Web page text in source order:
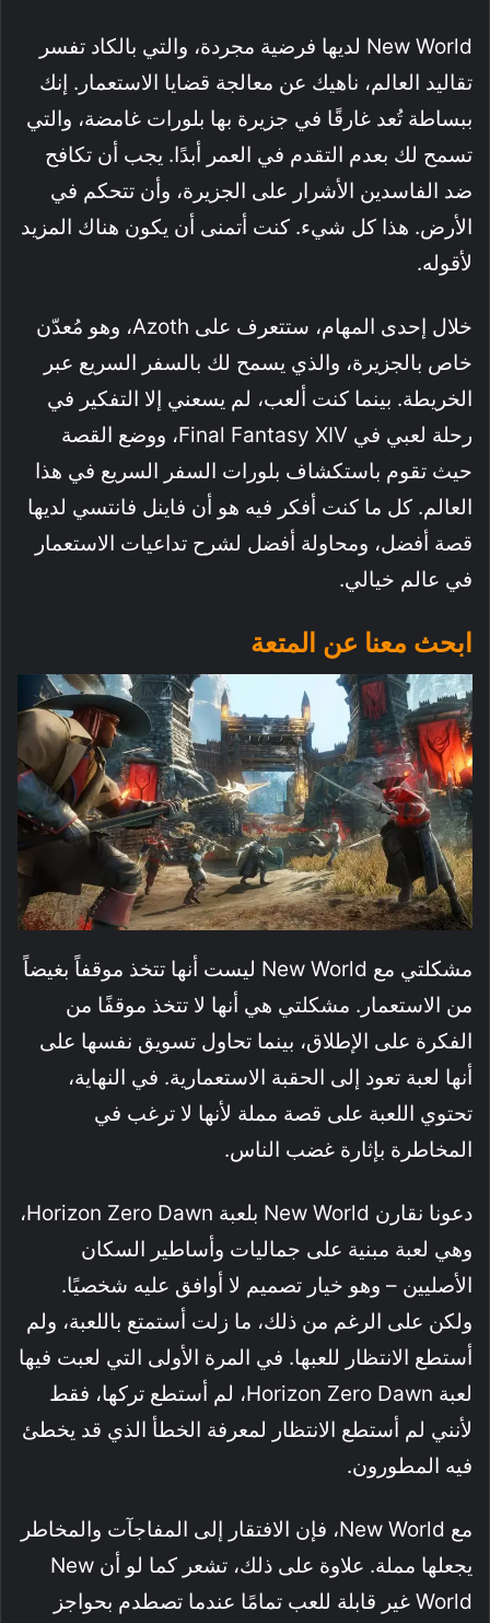
New World لديها فرضية مجردة، والتي بالكاد تفسر
تقاليد العالم، ناهيك عن معالجة قضايا الاستعمار. إنك
ببساطة تُعد غارقًا في جزيرة بها بلورات غامضة، والتي
تسمح لك بعدم التقدم في العمر أبدًا. يجب أن تكافح
ضد الفاسدين الأشرار على الجزيرة، وأن تتحكم في
الأرض. هذا كل شيء. كنت أتمنى أن يكون هناك المزيد
لأقوله.
خلال إحدى المهام، ستتعرف على Azoth، وهو مُعدّن
خاص بالجزيرة، والذي يسمح لك بالسفر السريع عبر
الخريطة. بينما كنت ألعب، لم يسعني إلا التفكير في
رحلة لعبي في Final Fantasy XIV، ووضع القصة
حيث تقوم باستكشاف بلورات السفر السريع في هذا
العالم. كل ما كنت أفكر فيه هو أن فاينل فانتسي لديها
قصة أفضل، ومحاولة أفضل لشرح تداعيات الاستعمار
في عالم خيالي.
ابحث معنا عن المتعة
مشكلتي مع New World ليست أنها تتخذ موقفاً بغيضاً
من الاستعمار. مشكلتي هي أنها لا تتخذ موقفًا من
الفكرة على الإطلاق، بينما تحاول تسويق نفسها على
أنها لعبة تعود إلى الحقبة الاستعمارية. في النهاية،
تحتوي اللعبة على قصة مملة لأنها لا ترغب في
المخاطرة بإثارة غضب الناس.
دعونا نقارن New World بلعبة Horizon Zero Dawn،
وهي لعبة مبنية على جماليات وأساطير السكان
الأصليين – وهو خيار تصميم لا أوافق عليه شخصيًا.
ولكن على الرغم من ذلك، ما زلت أستمتع باللعبة، ولم
أستطع الانتظار للعبها. في المرة الأولى التي لعبت فيها
لعبة Horizon Zero Dawn، لم أستطع تركها، فقط
لأنني لم أستطع الانتظار لمعرفة الخطأ الذي قد يخطئ
فيه المطورون.
مع New World، فإن الافتقار إلى المفاجآت والمخاطر
يجعلها مملة. علاوة على ذلك، تشعر كما لو أن New
World غير قابلة للعب تمامًا عندما تصطدم بحواجز